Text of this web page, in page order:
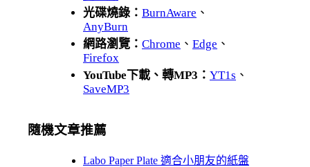
光碟燒錄： BurnAware 、
AnyBurn
網路瀏覽： Chrome 、 Edge 、
Firefox
YouTube下載、轉MP3： YT1s 、
SaveMP3
隨機文章推薦
Labo Paper Plate 適合小朋友的紙盤